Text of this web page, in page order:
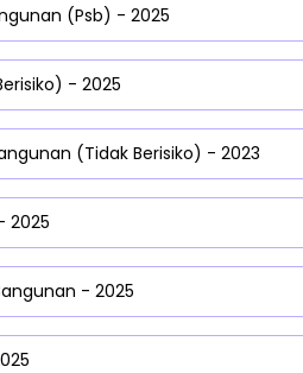
(Psb) - 2025
- 2025
(Tidak Berisiko) - 2023
2025
- 2025